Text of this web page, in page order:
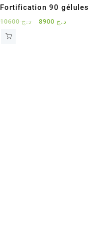
Fortification 90 gélules
د.ج10600
Le
د.ج